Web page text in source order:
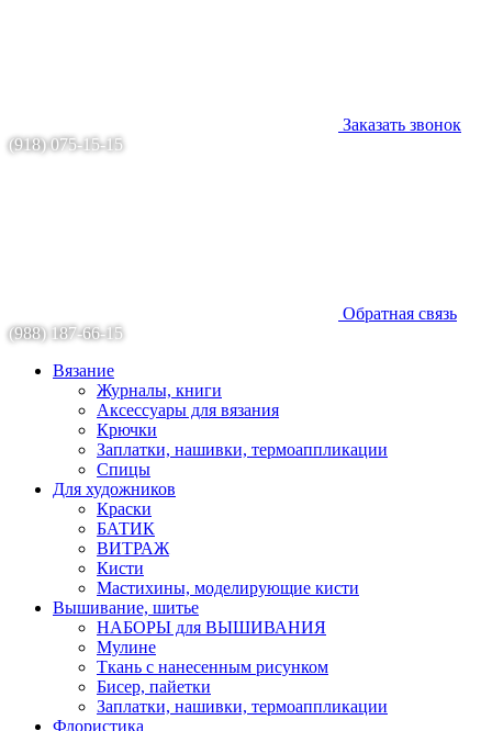
Заказать звонок
(918) 075-15-15
Обратная связь
(988) 187-66-15
Вязание
Журналы, книги
Аксессуары для вязания
Крючки
Заплатки, нашивки, термоаппликации
Спицы
Для художников
Краски
БАТИК
ВИТРАЖ
Кисти
Мастихины, моделирующие кисти
Вышивание, шитье
НАБОРЫ для ВЫШИВАНИЯ
Мулине
Ткань с нанесенным рисунком
Бисер, пайетки
Заплатки, нашивки, термоаппликации
Флористика